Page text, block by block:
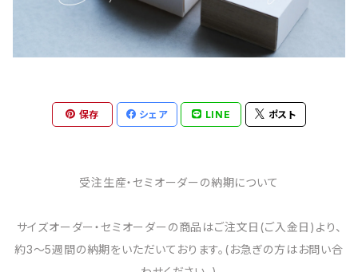
保存 シェア LINE ポスト
受注生産・セミオーダーの納期について
サイズオーダー・セミオーダーの商品はご注文日(ご入金日)より、
約3～5週間の納期をいただいております。(お急ぎの方はお問い合